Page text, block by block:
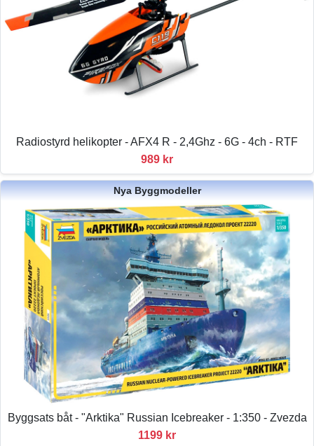
Radiostyrd helikopter - AFX4 R - 2,4Ghz - 6G - 4ch - RTF
989 kr
Nya Byggmodeller
Byggsats båt - "Arktika" Russian Icebreaker - 1:350 - Zvezda
1199 kr